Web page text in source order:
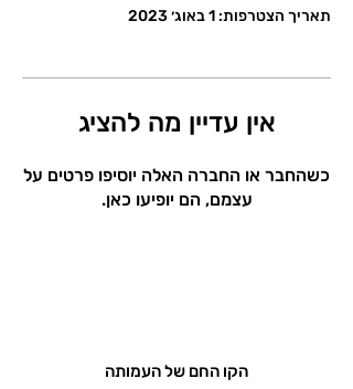
תאריך הצטרפות: 1 באוג׳ 2023
אין עדיין מה להציג
כשהחבר או החברה האלה יוסיפו פרטים על
עצמם, הם יופיעו כאן.
הקו החם של העמותה